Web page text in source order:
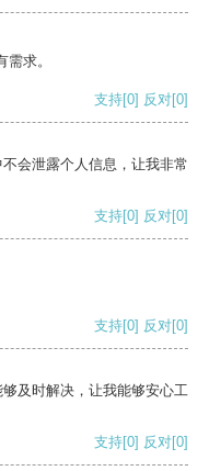
求。
支持[0] 反对[0]
会泄露个人信息，让我非常
支持[0] 反对[0]
支持[0] 反对[0]
及时解决，让我能够安心工
支持[0] 反对[0]